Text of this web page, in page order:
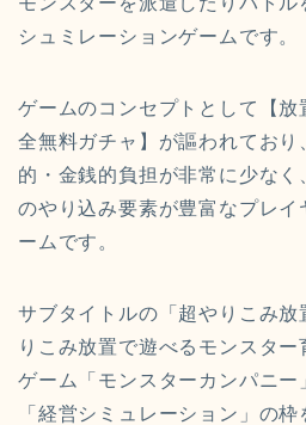
シュミレーションゲームです。
ゲームのコンセプトとして【
全無料ガチャ】が謳われており
的・金銭的負担が非常に少な
のやり込み要素が豊富なプレ
ームです。
サブタイトルの「超やりこみ
りこみ放置で遊べるモンスタ
ゲーム「モンスターカンパニー
「経営シミュレーション」の